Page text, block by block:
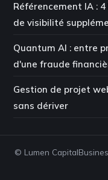
Référencement IA :
de visibilité
Quantum AI : entre
d'une fraude
Gestion de projet
sans dériver
© Lumen Capital